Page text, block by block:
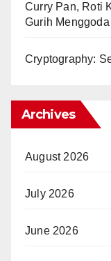
Curry Pan, Roti
Gurih Menggoda
Cryptography:
Archives
August 2026
July 2026
June 2026